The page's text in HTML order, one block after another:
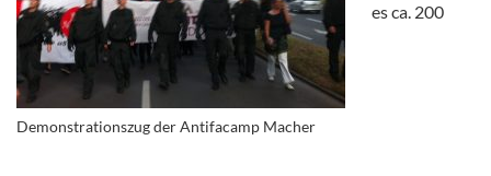
Demonstrationszug der Antifacamp Macher
es ca. 200